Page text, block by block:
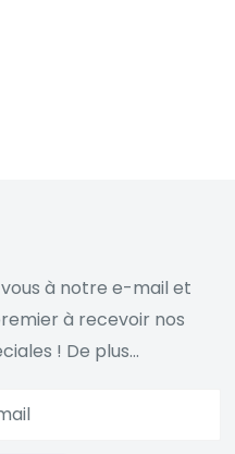
à notre e-mail et
à recevoir nos
! De plus...